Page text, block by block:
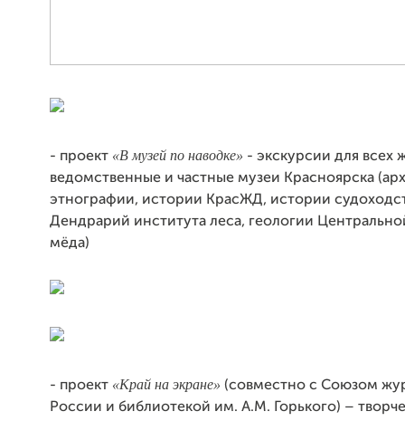
- проект «В музей по наводке» - экскурсии для всех
ведомственные и частные музеи Красноярска
этнографии, истории КрасЖД, истории
Дендрарий института леса, геологии
мёда)
- проект «Край на экране» (совместно с Союзом
России и библиотекой им. А.М. Горького) –